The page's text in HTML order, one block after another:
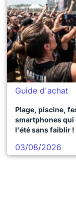
Guide d'achat
Plage, piscine,
smartphones qui
l'été sans faiblir !
03/08/2026